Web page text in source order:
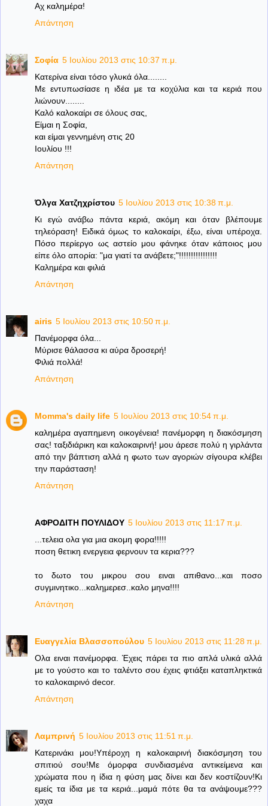
Αχ καλημέρα!
Απάντηση
Σοφία 5 Ιουλίου 2013 στις 10:37 π.μ.
Κατερίνα είναι τόσο γλυκά όλα........
Με εντυπωσίασε η ιδέα με τα κοχύλια και τα κεριά που
λιώνουν........
Καλό καλοκαίρι σε όλους σας,
Είμαι η Σοφία,
και είμαι γεννημένη στις 20
Ιουλίου !!!
Απάντηση
Όλγα Χατζηχρίστου 5 Ιουλίου 2013 στις 10:38 π.μ.
Κι εγώ ανάβω πάντα κεριά, ακόμη και όταν βλέπουμε
τηλεόραση! Ειδικά όμως το καλοκαίρι, έξω, είναι υπέροχα.
Πόσο περίεργο ως αστείο μου φάνηκε όταν κάποιος μου
είπε όλο απορία: "μα γιατί τα ανάβετε;"!!!!!!!!!!!!!!!!
Καλημέρα και φιλιά
Απάντηση
airis 5 Ιουλίου 2013 στις 10:50 π.μ.
Πανέμορφα όλα...
Μύρισε θάλασσα κι αύρα δροσερή!
Φιλιά πολλά!
Απάντηση
Momma's daily life 5 Ιουλίου 2013 στις 10:54 π.μ.
καλημέρα αγαπημενη οικογένεια! πανέμορφη η διακόσμηση
σας! ταξιδιάρικη και καλοκαιρινή! μου άρεσε πολύ η γιρλάντα
από την βάπτιση αλλά η φωτο των αγοριών σίγουρα κλέβει
την παράσταση!
Απάντηση
ΑΦΡΟΔΙΤΗ ΠΟΥΛΙΔΟΥ 5 Ιουλίου 2013 στις 11:17 π.μ.
...τελεια ολα για μια ακομη φορα!!!!!
ποση θετικη ενεργεια φερνουν τα κερια???
το δωτο του μικρου σου ειναι απιθανο...και ποσο
συγμινητικο...καλημερεσ..καλο μηνα!!!!
Απάντηση
Ευαγγελία Βλασσοπούλου 5 Ιουλίου 2013 στις 11:28 π.μ.
Ολα ειναι πανέμορφα. Έχεις πάρει τα πιο απλά υλικά αλλά
με το γούστο και το ταλέντο σου έχεις φτιάξει καταπληκτικά
το καλοκαιρινό decor.
Απάντηση
Λαμπρινή 5 Ιουλίου 2013 στις 11:51 π.μ.
Κατερινάκι μου!Υπέροχη η καλοκαιρινή διακόσμηση του
σπιτιού σου!Με όμορφα συνδιασμένα αντικείμενα και
χρώματα που η ίδια η φύση μας δίνει και δεν κοστίζουν!Κι
εμείς τα ίδια με τα κεριά...μαμά πότε θα τα ανάψουμε???
χαχα